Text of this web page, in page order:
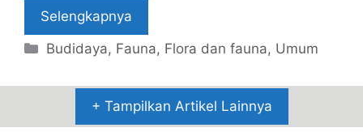
Selengkapnya
Categories
Budidaya, Fauna, Flora dan fauna, Umum
+ Tampilkan Artikel Lainnya